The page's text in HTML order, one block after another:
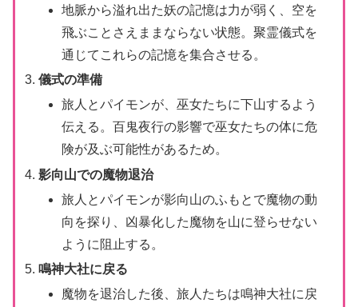
地脈から溢れ出た妖の記憶は力が弱く、空を
飛ぶことさえままならない状態。聚霊儀式を
通じてこれらの記憶を集合させる。
儀式の準備
旅人とパイモンが、巫女たちに下山するよう
伝える。百鬼夜行の影響で巫女たちの体に危
険が及ぶ可能性があるため。
影向山での魔物退治
旅人とパイモンが影向山のふもとで魔物の動
向を探り、凶暴化した魔物を山に登らせない
ように阻止する。
鳴神大社に戻る
魔物を退治した後、旅人たちは鳴神大社に戻